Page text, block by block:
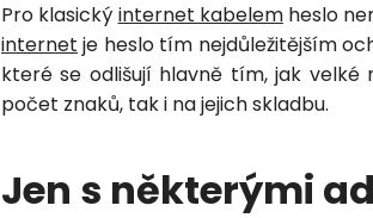
Pro klasický internet kabelemheslo
internet je heslo tím nejdůležitějším
které se odlišují hlavně tím, jak
počet znaků, tak i na jejich skladbu.
Jen s některými
PN Petra je
Zavolá do 2